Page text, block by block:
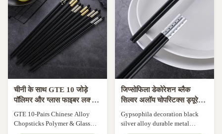
joints and more than 50 muscles
on shoulder, arm, wrist and
fingers get fully movement,
both your ...
Pack : 10 pairs Colour : Random
Length : Black 24cm Weight :
Approximately 0...
चीनी के साथ GTE 10 जोड़े
पॉलिमर और ग्लास फाइबर लक्जरी
चोपस्टिक टेबलवेयर
GTE 10-Pairs Chinese Alloy
Chopsticks Polymer & Glass
जिप्सोफिला डेकोरेशन ब्लैक
सिल्वर अलॉय चोपस्टिक्स ड्यूरेबल
मेटल चॉपस्टिक
Gypsophila decoration black
silver alloy durable metal